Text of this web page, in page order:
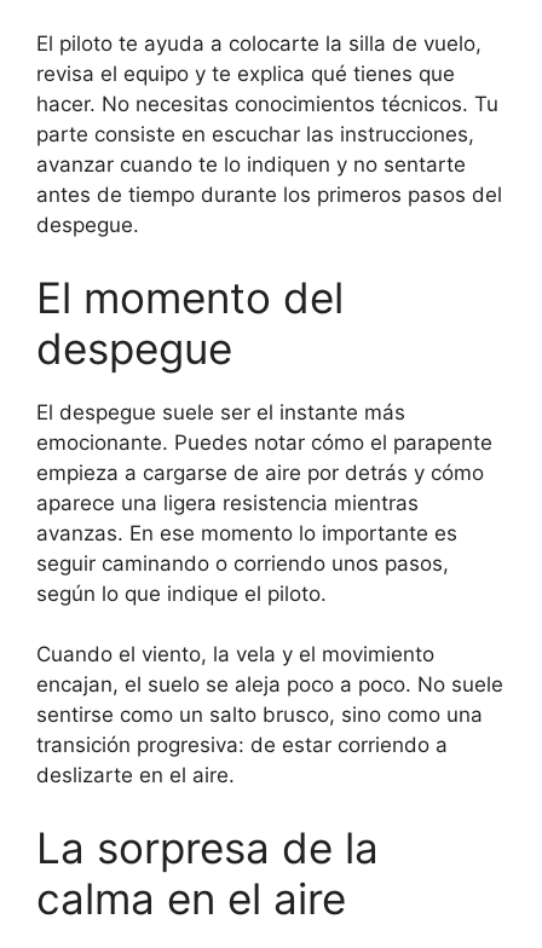
El piloto te ayuda a colocarte la silla de vuelo,
revisa el equipo y te explica qué tienes que
hacer. No necesitas conocimientos técnicos. Tu
parte consiste en escuchar las instrucciones,
avanzar cuando te lo indiquen y no sentarte
antes de tiempo durante los primeros pasos del
despegue.
El momento del
despegue
El despegue suele ser el instante más
emocionante. Puedes notar cómo el parapente
empieza a cargarse de aire por detrás y cómo
aparece una ligera resistencia mientras
avanzas. En ese momento lo importante es
seguir caminando o corriendo unos pasos,
según lo que indique el piloto.
Cuando el viento, la vela y el movimiento
encajan, el suelo se aleja poco a poco. No suele
sentirse como un salto brusco, sino como una
transición progresiva: de estar corriendo a
deslizarte en el aire.
La sorpresa de la
calma en el aire